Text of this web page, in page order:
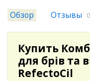
Обзор Отзывы 0
Купить
для брів та
RefectoCil